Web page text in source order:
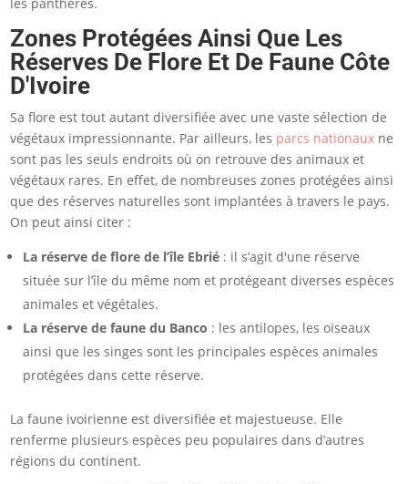
les panthères.
Zones Protégées Ainsi Que Les
Réserves De Flore Et De Faune Côte
D'Ivoire
Sa flore est tout autant diversifiée avec une vaste sélection de
végétaux impressionnante. Par ailleurs, les parcs nationaux ne
sont pas les seuls endroits où on retrouve des animaux et
végétaux rares. En effet, de nombreuses zones protégées ainsi
que des réserves naturelles sont implantées à travers le pays.
On peut ainsi citer :
La réserve de flore de l’île Ebrié : il s’agit d'une réserve
située sur l’île du même nom et protégeant diverses espèces
animales et végétales.
La réserve de faune du Banco : les antilopes, les oiseaux
ainsi que les singes sont les principales espèces animales
protégées dans cette réserve.
La faune ivoirienne est diversifiée et majestueuse. Elle
renferme plusieurs espèces peu populaires dans d’autres
régions du continent.